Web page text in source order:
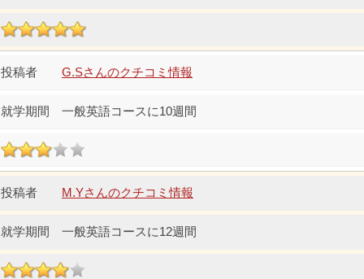
G.Sさんのクチコミ情報
一般英語コースに10週間
M.Yさんのクチコミ情報
一般英語コースに12週間